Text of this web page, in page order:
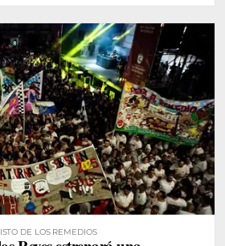
DE LOS REMEDIOS